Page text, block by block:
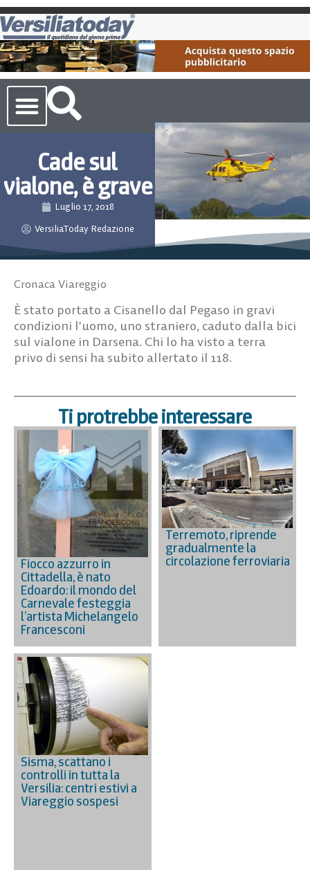
Cade sul
vialone, è grave
Luglio 17, 2018
VersiliaToday Redazione
Cronaca Viareggio
È stato portato a Cisanello dal Pegaso in gravi
condizioni l’uomo, uno straniero, caduto dalla bici
sul vialone in Darsena. Chi lo ha visto a terra
privo di sensi ha subito allertato il 118.
Ti protrebbe interessare
Fiocco azzurro in
Cittadella, è nato
Edoardo: il mondo del
Carnevale festeggia
l’artista Michelangelo
Francesconi
Terremoto, riprende
gradualmente la
circolazione ferroviaria
Sisma, scattano i
controlli in tutta la
Versilia: centri estivi a
Viareggio sospesi